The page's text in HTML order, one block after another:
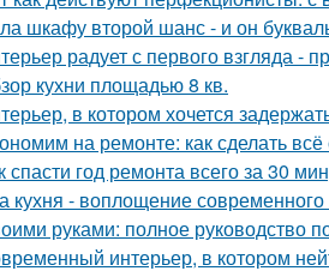
шкафу второй шанс - и он
радует с первого взгляда -
кухни площадью 8 кв.
в котором хочется
на ремонте: как сделать
спасти год ремонта всего за 30
кухня - воплощение
руками: полное руководство
интерьер, в котором